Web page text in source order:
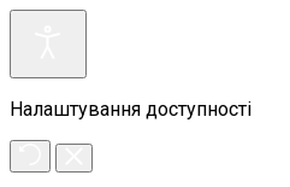
Налаштування доступності